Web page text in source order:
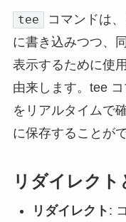
tee
コマンドは
に書き込みつつ、
表示するために使
由来します。tee
をリアルタイムで
に保存することが
リダイレク
リダイレクト :